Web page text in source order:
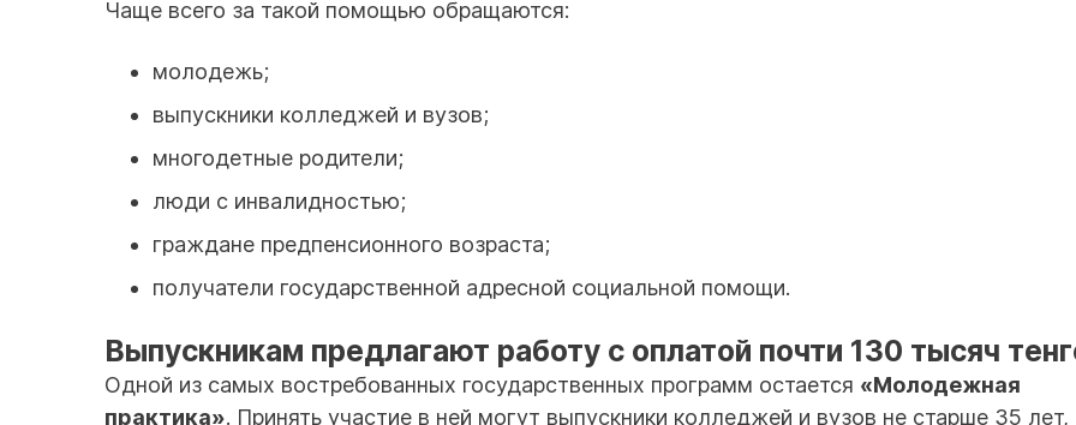
Чаще всего за такой помощью обращаются:
молодежь;
выпускники колледжей и вузов;
многодетные родители;
люди с инвалидностью;
граждане предпенсионного возраста;
получатели государственной адресной социальной помощи.
Выпускникам предлагают работу с оплатой почти 130 тысяч
Одной из самых востребованных государственных программ остается «Молодежная
практика». Принять участие в ней могут выпускники колледжей и вузов не старше 35 лет,